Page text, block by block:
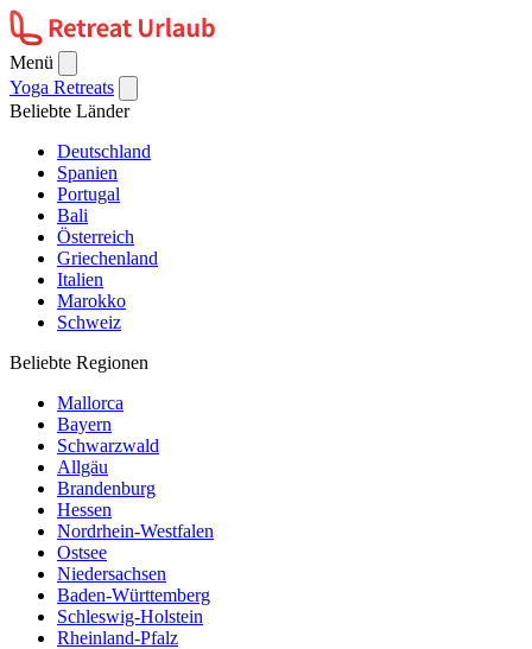
Menü
Yoga Retreats
Beliebte Länder
Deutschland
Spanien
Portugal
Bali
Österreich
Griechenland
Italien
Marokko
Schweiz
Beliebte Regionen
Mallorca
Bayern
Schwarzwald
Allgäu
Brandenburg
Hessen
Nordrhein-Westfalen
Ostsee
Niedersachsen
Baden-Württemberg
Schleswig-Holstein
Rheinland-Pfalz